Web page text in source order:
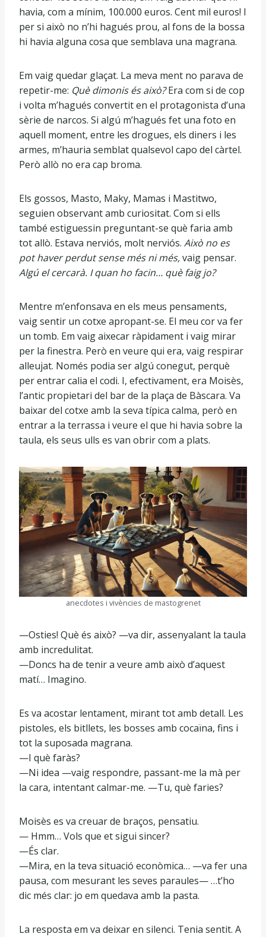
havia, com a mínim, 100.000 euros. Cent mil euros! I
per si això no n’hi hagués prou, al fons de la bossa
hi havia alguna cosa que semblava una magrana.
Em vaig quedar glaçat. La meva ment no parava de
repetir-me: Què dimonis és això?Era com si de cop
i volta m’hagués convertit en el protagonista d’una
sèrie de narcos. Si algú m’hagués fet una foto en
aquell moment, entre les drogues, els diners i les
armes, m’hauria semblat qualsevol capo del càrtel.
Però allò no era cap broma.
Els gossos, Masto, Maky, Mamas i Mastitwo,
seguien observant amb curiositat. Com si ells
també estiguessin preguntant-se què faria amb
tot allò. Estava nerviós, molt nerviós. Això no es
pot haver perdut sense més ni més,vaig pensar.
Algú el cercarà. I quan ho facin… què faig jo?
Mentre m’enfonsava en els meus pensaments,
vaig sentir un cotxe apropant-se. El meu cor va fer
un tomb. Em vaig aixecar ràpidament i vaig mirar
per la finestra. Però en veure qui era, vaig respirar
alleujat. Només podia ser algú conegut, perquè
per entrar calia el codi. I, efectivament, era Moisès,
l’antic propietari del bar de la plaça de Bàscara. Va
baixar del cotxe amb la seva típica calma, però en
entrar a la terrassa i veure el que hi havia sobre la
taula, els seus ulls es van obrir com a plats.
anecdotes i vivències de mastogrenet
—Osties! Què és això? —va dir, assenyalant la taula
amb incredulitat.
—Doncs ha de tenir a veure amb això d’aquest
matí… Imagino.
Es va acostar lentament, mirant tot amb detall. Les
pistoles, els bitllets, les bosses amb cocaïna, fins i
tot la suposada magrana.
—I què faràs?
—Ni idea —vaig respondre, passant-me la mà per
la cara, intentant calmar-me. —Tu, què faries?
Moisès es va creuar de braços, pensatiu.
— Hmm… Vols que et sigui sincer?
—És clar.
—Mira, en la teva situació econòmica… —va fer una
pausa, com mesurant les seves paraules— …t’ho
dic més clar: jo em quedava amb la pasta.
La resposta em va deixar en silenci. Tenia sentit. A